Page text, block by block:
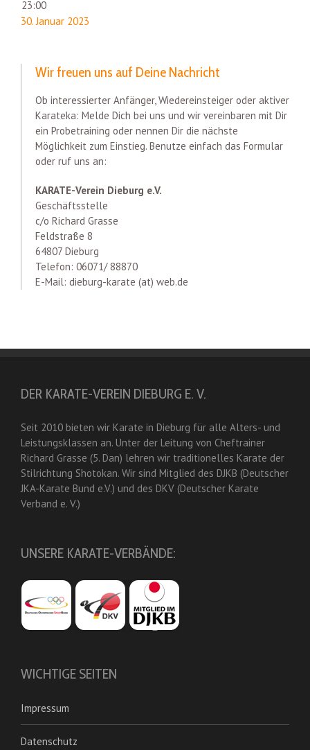
23:00
30. Januar 2023
Wir freuen uns auf Deine Nachricht
Ob interessierter Anfänger, Wiedereinsteiger oder aktiver
Karateka: Melde Dich bei uns und wir vereinbaren mit Dir
ein Probetraining oder nennen Dir die nächste
Möglichkeit zum Einstieg. Benutze einfach das Formular
oder ruf uns an:
KARATE-Verein Dieburg e.V.
Geschäftsstelle
c/o Richard Grasse
Feldstraße 8
64807 Dieburg
Telefon: 06071/ 88870
E-Mail: dieburg-karate (at) web.de
DER KARATE-VEREIN DIEBURG E. V.
Seit 2010 bieten wir Karate in Dieburg für alle Alters- und
Leistungsklassen an. Unter der Leitung von Cheftrainer
Richard Grasse (5. Dan) lehren wir traditionelles Karate der
Stilrichtung Shotokan. Wir sind Mitglied des DJKB (Deutscher
JKA-Karate Bund e.V.) und des DKV (Deutscher Karate
Verband e. V.)
UNSERE KARATE-VERBÄNDE:
WICHTIGE SEITEN
Impressum
Datenschutz